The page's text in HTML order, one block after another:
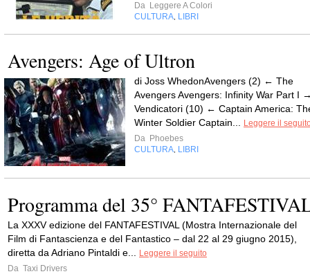
Da Leggere A Colori
CULTURA LIBRI
Avengers: Age of Ultron
di Joss WhedonAvengers (2) ← The
Avengers Avengers: Infinity War Part I
Vendicatori (10) ← Captain America:
Winter Soldier Captain...
Leggere il
Da Phoebes
CULTURA LIBRI
Programma del 35°
La XXXV edizione del FANTAFESTIVAL (Mostra Internazionale del
Film di Fantascienza e del Fantastico – dal 22 al 29 giugno 2015),
diretta da Adriano Pintaldi e...
Leggere il seguito
Da Taxi Drivers